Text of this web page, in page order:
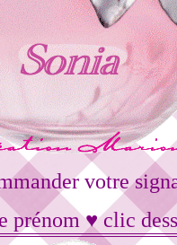
votre
prénom ♥ clic